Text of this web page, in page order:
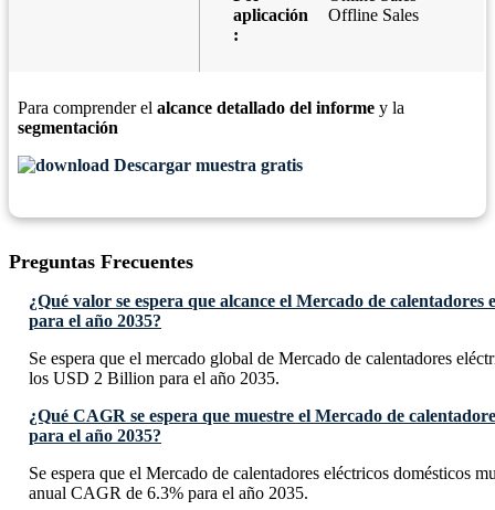
aplicación
:
Offline Sales
Para comprender el alcance detallado del informe y la
segmentación
Descargar muestra gratis
Preguntas Frecuentes
¿Qué valor se espera que alcance el Mercado de calentadores
para el año 2035?
Se espera que el mercado global de Mercado de calentadores
los USD 2 Billion para el año 2035.
¿Qué CAGR se espera que muestre el Mercado de
para el año 2035?
Se espera que el Mercado de calentadores eléctricos domésticos
anual CAGR de 6.3% para el año 2035.